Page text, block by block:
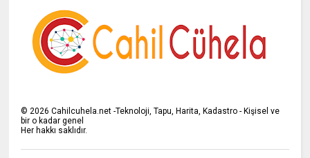
©2026 Cahilcuhela.net -Teknoloji, Tapu, Harita, Kadastro - Kişisel ve
bir o kadar genel
Her hakkı saklıdır.